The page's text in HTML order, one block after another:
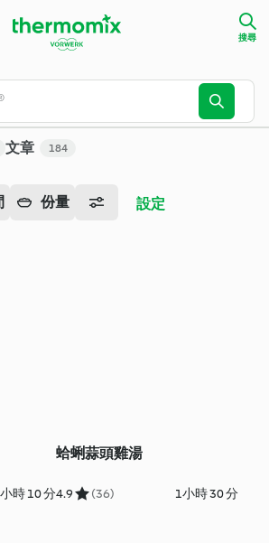
搜尋
文章 184
份量 設定
時 10 分
蛤蜊蒜頭雞湯
4.9 (36) 1小時 30 分
官方食譜平台